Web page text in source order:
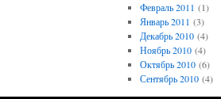
Февраль 2011 (1)
Январь 2011 (3)
Декабрь 2010(4)
Ноябрь 2010(4)
Октябрь 2010(6)
Сентябрь 2010(4)